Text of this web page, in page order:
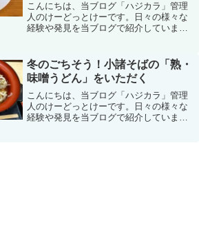
こんにちは、当ブログ「ハジカラ」管理
人のけーどっとけーです。日々の様々な
経験や発見を当ブログで紹介していま
いものを食べるのも好きなので、気にな
るお店に行ったりテイクアウ...
冬のごちそう！小諸そばの「熟・
味噌うどん」をいただく
こんにちは、当ブログ「ハジカラ」管理
人のけーどっとけーです。日々の様々な
経験や発見を当ブログで紹介していま